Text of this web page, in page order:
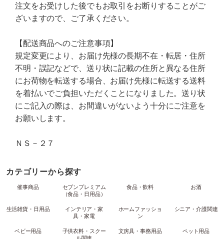
注文をお受けした後でもお取引をお断りすることがご
ざいますので、ご了承ください。
【配送商品へのご注意事項】
規定変更により、お届け先様の長期不在・転居・住所
不明・誤記などで、送り状に記載の住所と異なる住所
にお荷物を転送する場合、お届け先様に転送する送料
を着払いでご負担いただくことになりました。送り状
にご記入の際は、お間違いがないよう十分にご注意を
お願いします。
ＮＳ－２７
カテゴリーから探す
催事商品
セブンプレミアム
（食品・日用品）
食品・飲料 お酒
生活雑貨・日用品
インテリア・家
具・家電
ホームファッショ
ン
シニア・介護関連
ベビー用品
子供衣料・スクー
文房具・事務用品 ペット用品